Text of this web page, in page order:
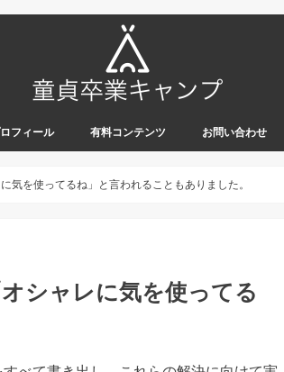
フィール 有料コンテンツ お問い合わせ
気を使ってるね」と言われることもありました。
シャレに気を使ってる